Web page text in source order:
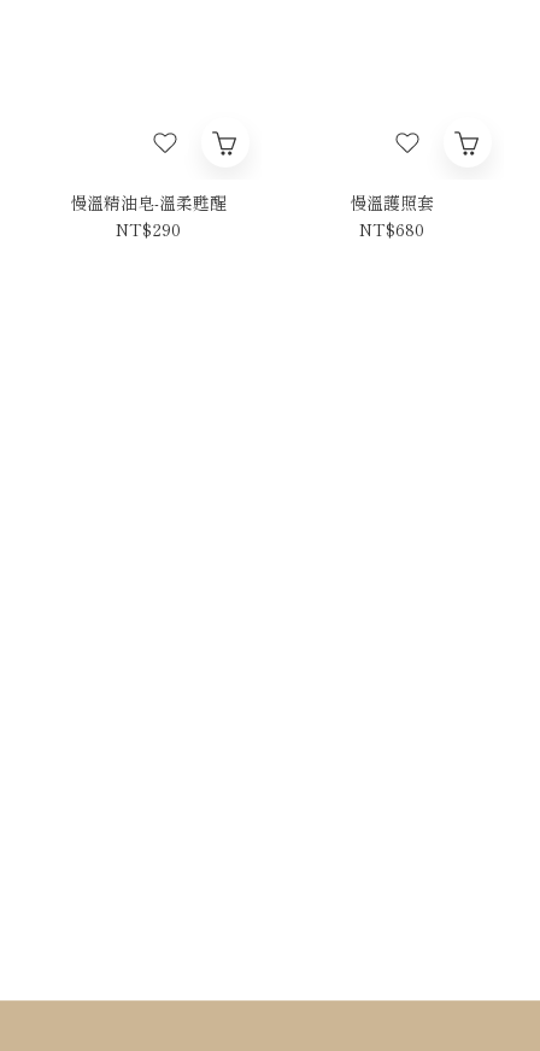
慢溫精油皂-溫柔甦醒
NT$290
慢溫護照套
NT$680